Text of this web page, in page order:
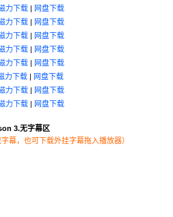
力下载
网盘下载
力下载
网盘下载
力下载
网盘下载
力下载
网盘下载
力下载
网盘下载
力下载
网盘下载
力下载
网盘下载
力下载 网盘下载
3.无字幕区
幕，也可下载外挂字幕拖入播放器）